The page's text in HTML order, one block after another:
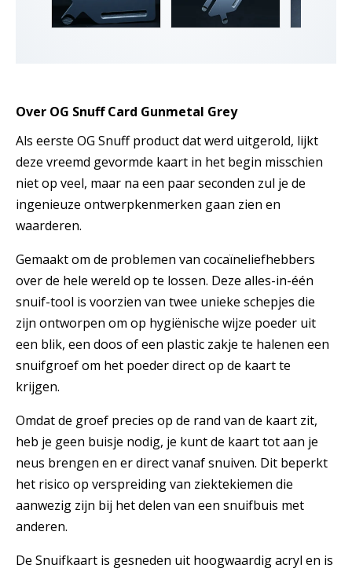
Over OG Snuff Card Gunmetal Grey
Als eerste OG Snuff product dat werd uitgerold, lijkt
deze vreemd gevormde kaart in het begin misschien
niet op veel, maar na een paar seconden zul je de
ingenieuze ontwerpkenmerken gaan zien en
waarderen.
Gemaakt om de problemen van cocaïneliefhebbers
over de hele wereld op te lossen. Deze alles-in-één
snuif-tool is voorzien van twee unieke schepjes die
zijn ontworpen om op hygiënische wijze poeder uit
een blik, een doos of een plastic zakje te halenen een
snuifgroef om het poeder direct op de kaart te
krijgen.
Omdat de groef precies op de rand van de kaart zit,
heb je geen buisje nodig, je kunt de kaart tot aan je
neus brengen en er direct vanaf snuiven. Dit beperkt
het risico op verspreiding van ziektekiemen die
aanwezig zijn bij het delen van een snuifbuis met
anderen.
De Snuifkaart is gesneden uit hoogwaardig acryl en is